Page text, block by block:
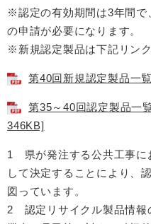
※認定の有効期間は3年間で
の申請が必要になります。
※新規認定製品は下記リン
第40回新規認定製品一
第35～40回認定製品一
346KB]
1 県が発注する公共工事に
して決定することにより、
図っています。
2 認定リサイクル製品情報